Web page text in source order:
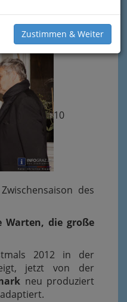
Zustimmen & Weiter
10
des
Warten, die große
2012 in der
jetzt von der
neu produziert